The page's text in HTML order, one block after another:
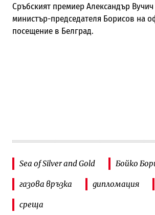
Сръбският премиер Александър
министър-председателя Борисов на
посещение в Белград.
Sea of Silver and Gold Бойко
газова връзка дипломация
среща